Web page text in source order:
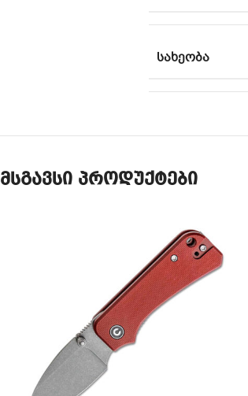
ᲡᲐᲮᲔᲝᲑᲐ
მსგავსი პროდუქტები